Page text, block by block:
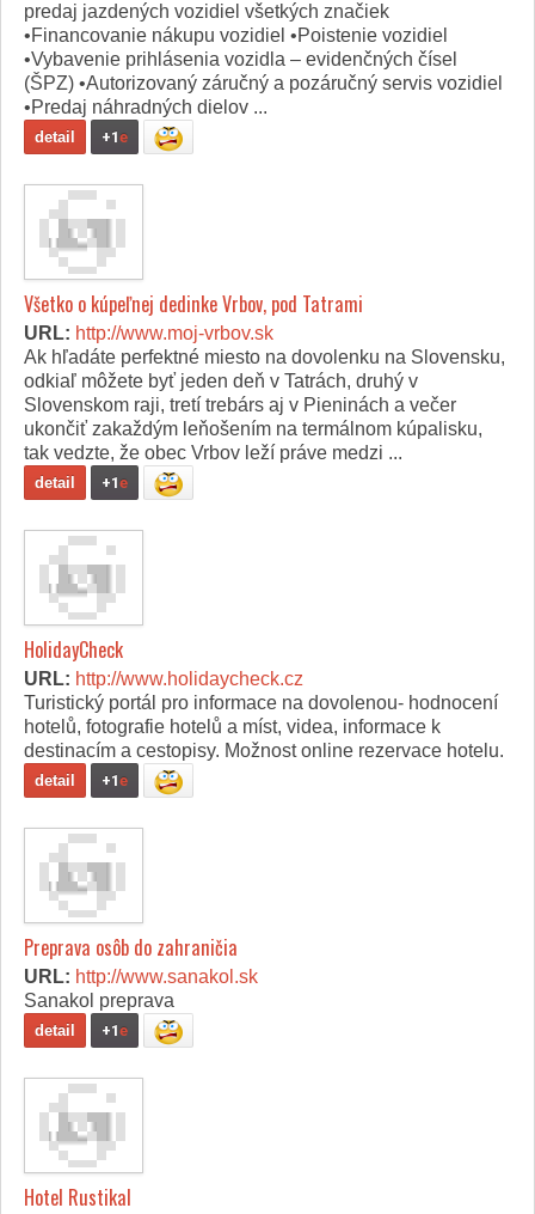
predaj jazdených vozidiel všetkých značiek
•Financovanie nákupu vozidiel •Poistenie vozidiel
•Vybavenie prihlásenia vozidla – evidenčných čísel
(ŠPZ) •Autorizovaný záručný a pozáručný servis vozidiel
•Predaj náhradných dielov ...
detail +1e
Všetko o kúpeľnej dedinke Vrbov, pod Tatrami
URL: http://www.moj-vrbov.sk
Ak hľadáte perfektné miesto na dovolenku na Slovensku,
odkiaľ môžete byť jeden deň v Tatrách, druhý v
Slovenskom raji, tretí trebárs aj v Pieninách a večer
ukončiť zakaždým leňošením na termálnom kúpalisku,
tak vedzte, že obec Vrbov leží práve medzi ...
detail +1e
HolidayCheck
URL: http://www.holidaycheck.cz
Turistický portál pro informace na dovolenou- hodnocení
hotelů, fotografie hotelů a míst, videa, informace k
destinacím a cestopisy. Možnost online rezervace hotelu.
detail +1e
Preprava osôb do zahraničia
URL: http://www.sanakol.sk
Sanakol preprava
detail +1e
Hotel Rustikal